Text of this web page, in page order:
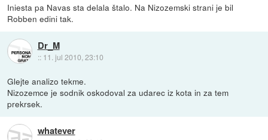
Iniesta pa Navas sta delala štalo. Na Nizozemski strani je bil
Robben edini tak.
Dr_M
:: 11. jul 2010, 23:10
Glejte analizo tekme.
Nizozemce je sodnik oskodoval za udarec iz kota in za tem
prekrsek.
whatever